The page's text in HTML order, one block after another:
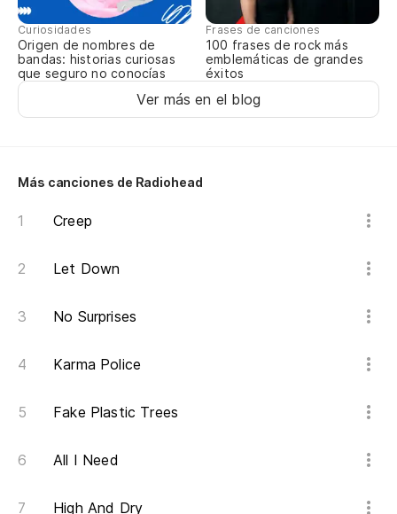
Curiosidades
Origen de nombres de
bandas: historias curiosas
que seguro no conocías
Frases de canciones
100 frases de rock más
emblemáticas de grandes
éxitos
Ver más en el blog
Más canciones de Radiohead
Creep
Let Down
No Surprises
Karma Police
Fake Plastic Trees
All I Need
High And Dry